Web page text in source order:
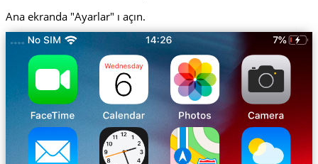
Ana ekranda "Ayarlar" ı açın.